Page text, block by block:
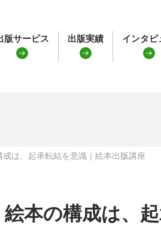
版サービス 出版実績 インタビ
成は、起承転結を意識｜絵本出版講座
絵本の構成は、